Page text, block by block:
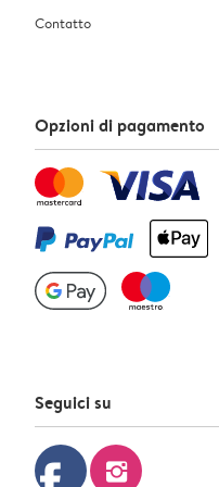
Contatto
Opzioni di pagamento
Seguici su
instagram